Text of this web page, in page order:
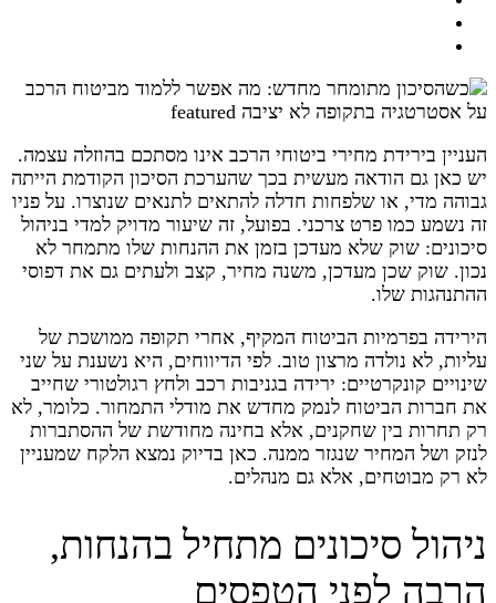
העניין בירידת מחירי ביטוחי הרכב אינו מסתכם בהוזלה עצמה.
יש כאן גם הודאה מעשית בכך שהערכת הסיכון הקודמת הייתה
גבוהה מדי, או שלפחות חדלה להתאים לתנאים שנוצרו. על פניו
זה נשמע כמו פרט צרכני. בפועל, זה שיעור מדויק למדי בניהול
סיכונים: שוק שלא מעדכן בזמן את ההנחות שלו מתמחר לא
נכון. שוק שכן מעדכן, משנה מחיר, קצב ולעתים גם את דפוסי
ההתנהגות שלו.
הירידה בפרמיות הביטוח המקיף, אחרי תקופה ממושכת של
עליות, לא נולדה מרצון טוב. לפי הדיווחים, היא נשענת על שני
שינויים קונקרטיים: ירידה בגניבות רכב ולחץ רגולטורי שחייב
את חברות הביטוח לנמק מחדש את מודלי התמחור. כלומר, לא
רק תחרות בין שחקנים, אלא בחינה מחודשת של ההסתברות
לנזק ושל המחיר שנגזר ממנה. כאן בדיוק נמצא הלקח שמעניין
לא רק מבוטחים, אלא גם מנהלים.
ניהול סיכונים מתחיל בהנחות,
הרבה לפני הטפסים